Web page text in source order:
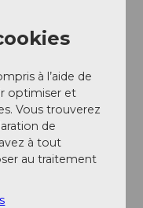
à l’aide de
optimiser et
Vous trouverez
de
à tout
au traitement